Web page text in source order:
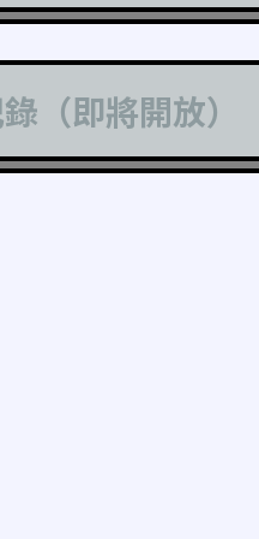
（即將開放）